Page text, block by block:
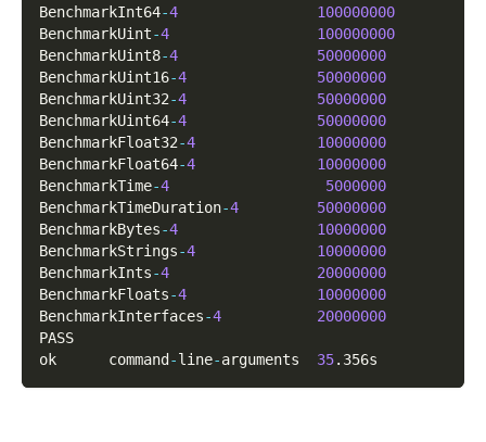
BenchmarkInt64-4
100000000
BenchmarkUint-4
100000000
BenchmarkUint8-4
50000000
BenchmarkUint16-4
50000000
BenchmarkUint32-4
50000000
BenchmarkUint64-4
50000000
BenchmarkFloat32-4
10000000
BenchmarkFloat64-4
10000000
BenchmarkTime-4
5000000
BenchmarkTimeDuration-4
50000000
BenchmarkBytes-4
10000000
BenchmarkStrings-4
10000000
BenchmarkInts-4
20000000
BenchmarkFloats-4
10000000
BenchmarkInterfaces-4
20000000
PASS
ok      command -line-arguments 35. 356s